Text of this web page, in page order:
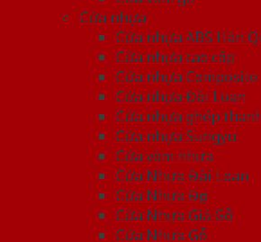
Cửa nhựa
Cửa nhựa ABS Hàn
Cửa nhựa cao cấp
Cửa nhựa Composite
Cửa nhựa Đài Loan
Cửa nhựa ghép
Cửa nhựa Sungyu
Cửa vòm nhựa
Cửa Nhựa Đài Loan
Cửa Nhựa Đẹp
Cửa Nhựa Giả Gỗ
Cửa Nhựa Gỗ